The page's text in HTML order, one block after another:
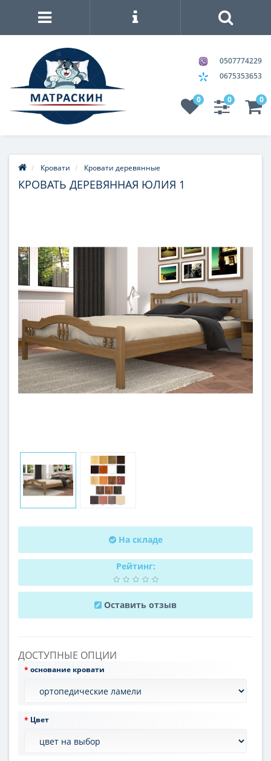
0507774229
0675353653
0 0 0
Кровати Кровати деревянные
КРОВАТЬ ДЕРЕВЯННАЯ ЮЛИЯ 1
На складе
Рейтинг:
Оставить отзыв
ДОСТУПНЫЕ ОПЦИИ
основание кровати
Цвет